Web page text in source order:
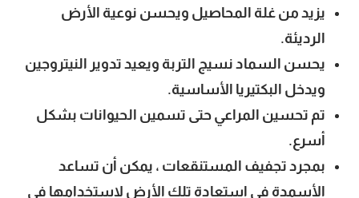
يزيد من غلة المحاصيل ويحسن نوعية الأرض
الرديئة.
يحسن السماد نسيج التربة ويعيد تدوير النيتروجين
ويدخل البكتيريا الأساسية.
تم تحسين المراعي حتى تسمين الحيوانات بشكل
أسرع.
بمجرد تجفيف المستنقعات ، يمكن أن تساعد
الأسمدة في استعادة تلك الأرض لاستخدامها في